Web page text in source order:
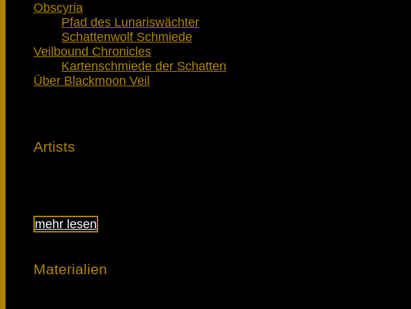
Obscyria
Pfad des Lunariswächter
Schattenwolf Schmiede
Veilbound Chronicles
Kartenschmiede der Schatten
Über Blackmoon Veil
Artists
mehr lesen
Materialien